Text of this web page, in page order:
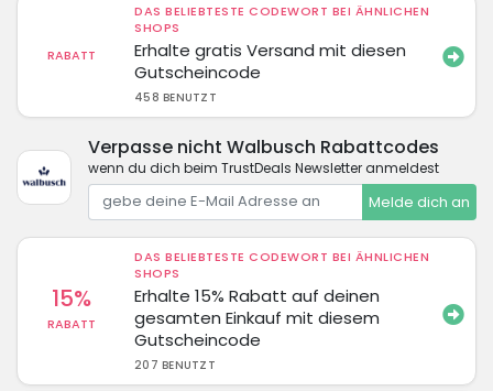
RABATT
DAS BELIEBTESTE CODEWORT BEI ÄHNLICHEN
SHOPS
Erhalte gratis Versand mit diesen
Gutscheincode
458 BENUTZT
Verpasse nicht Walbusch Rabattcodes
wenn du dich beim TrustDeals Newsletter anmeldest
Melde dich an
15%
RABATT
DAS BELIEBTESTE CODEWORT BEI ÄHNLICHEN
SHOPS
Erhalte 15% Rabatt auf deinen
gesamten Einkauf mit diesem
Gutscheincode
207 BENUTZT